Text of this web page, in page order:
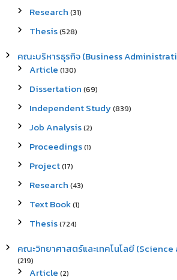
Research (31)
Thesis(528)
คณะบริหารธุรกิจ (Business
Article (130)
Dissertation (69)
Independent Study(839)
Job Analysis(2)
Proceedings(1)
Project(17)
Research (43)
Text Book(1)
Thesis(724)
คณะวิทยาศาสตร์และเทคโนโลยี
(219)
Article (2)